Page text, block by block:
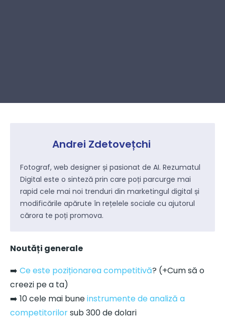
Andrei Zdetovețchi
Fotograf, web designer și pasionat de AI. Rezumatul
Digital este o sinteză prin care poți parcurge mai
rapid cele mai noi trenduri din marketingul digital și
modificările apărute în rețelele sociale cu ajutorul
cărora te poți promova.
Noutăți generale
➡️ Ce este poziționarea competitivă? (+Cum să o
creezi pe a ta)
➡️ 10 cele mai buneinstrumente de analiză a
competitorilorsub 300 de dolari